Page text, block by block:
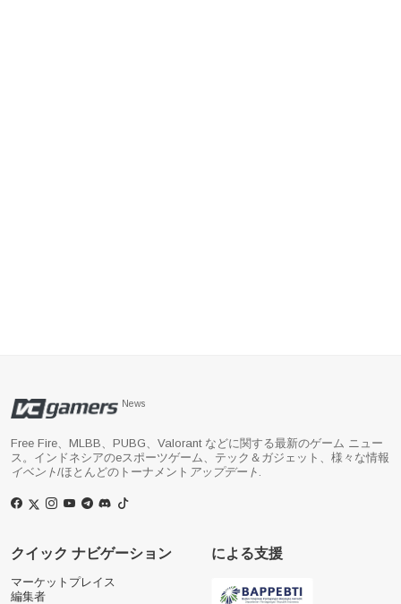
News
Free Fire、MLBB、PUBG、Valorant などに関する最新のゲーム ニュー
ス。インドネシアのeスポーツゲーム、テック＆ガジェット、様々な情報
イベント/ほとんどのトーナメント アップデート
クイック ナビゲーション
マーケットプレイス
編集者
による支援